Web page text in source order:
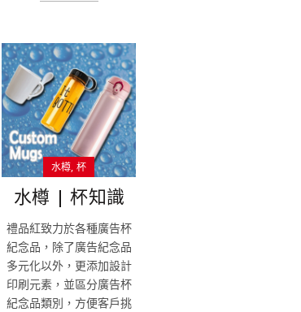
水樽 杯
水樽 | 杯知識
禮品紅致力於各種廣告杯
紀念品，除了廣告紀念品
多元化以外，更添加設計
印刷元素，並區分廣告杯
紀念品類別，方便客戶挑